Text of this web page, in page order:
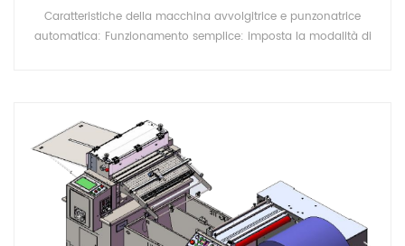
Caratteristiche della macchina avvolgitrice e punzonatrice
automatica: Funzionamento semplice: imposta la modalità di
il movimento. Alta velocità: la fotocamera ha un tempo di
risposta breve e, una volta trovata l'immagine, può praticare un
foro nella posizione dell'immagine. Funzionalità potente: le
immagini campionate possono essere salvate e accessibili
direttamente tramite il sistema informatico, consentendo
aggiornamenti del software in tempo reale. Garanzia di qualità:
i componenti principali come valvole di regolazione della